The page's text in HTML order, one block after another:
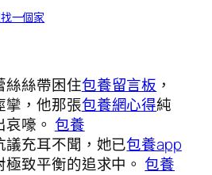
一個家
絲絲帶困住包養留言板 ，
攣，他那張包養網心得純
嚎。 包養
議充耳不聞，她已包養app
極致平衡的追求中。包養